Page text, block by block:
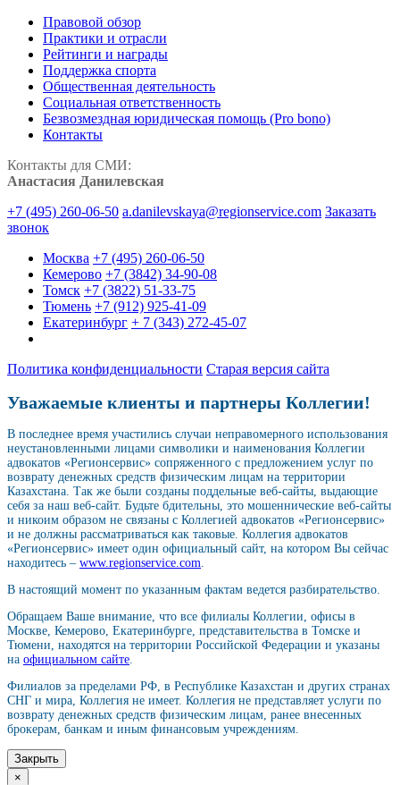
Правовой обзор
Практики и отрасли
Рейтинги и награды
Поддержка спорта
Общественная деятельность
Социальная ответственность
Безвозмездная юридическая помощь (Pro bono)
Контакты
Контакты для СМИ:
Анастасия Данилевская
+7 (495) 260-06-50 a.danilevskaya@regionservice.com Заказать
звонок
Москва +7 (495) 260-06-50
Кемерово +7 (3842) 34-90-08
Томск +7 (3822) 51-33-75
Тюмень +7 (912) 925-41-09
Екатеринбург + 7 (343) 272-45-07
Политика конфиденциальности Старая версия сайта
Уважаемые клиенты и партнеры Коллегии!
В последнее время участились случаи неправомерного использования
неустановленными лицами символики и наименования Коллегии
адвокатов «Регионсервис» сопряженного с предложением услуг по
возврату денежных средств физическим лицам на территории
Казахстана. Так же были созданы поддельные веб-сайты, выдающие
себя за наш веб-сайт. Будьте бдительны, это мошеннические веб-сайты
и никоим образом не связаны с Коллегией адвокатов «Регионсервис»
и не должны рассматриваться как таковые. Коллегия адвокатов
«Регионсервис» имеет один официальный сайт, на котором Вы сейчас
находитесь – www.regionservice.com
В настоящий момент по указанным фактам ведется разбирательство.
Обращаем Ваше внимание, что все филиалы Коллегии, офисы в
Москве, Кемерово, Екатеринбурге, представительства в Томске и
Тюмени, находятся на территории Российской Федерации и указаны
на официальном сайте
Филиалов за пределами РФ, в Республике Казахстан и других странах
СНГ и мира, Коллегия не имеет. Коллегия не представляет услуги по
возврату денежных средств физическим лицам, ранее внесенных
брокерам, банкам и иным финансовым учреждениям.
Закрыть
×